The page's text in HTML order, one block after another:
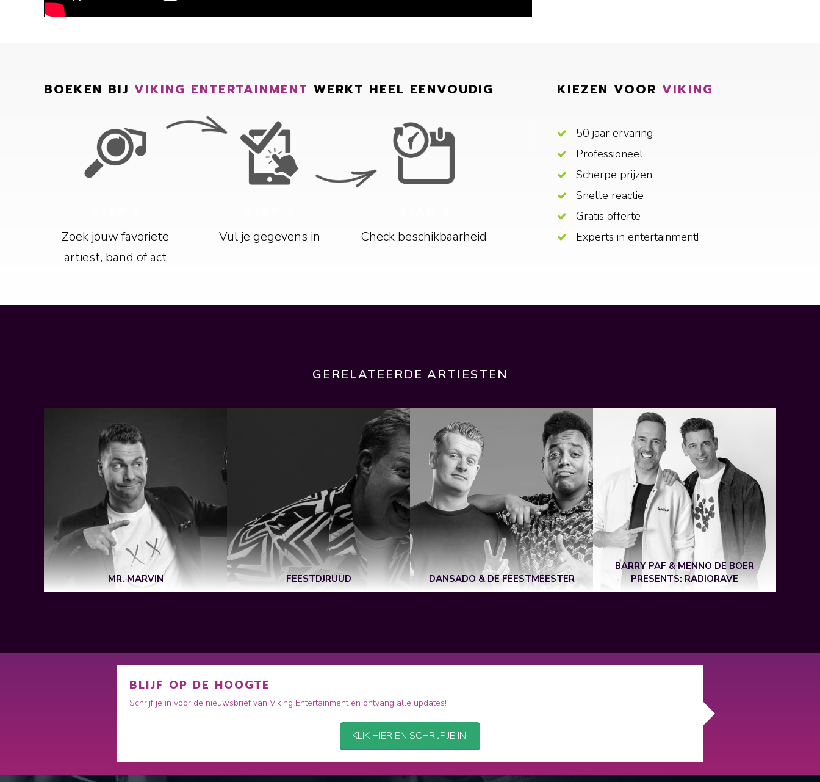
BOEKEN BIJ VIKING ENTERTAINMENT WERKT HEEL EENVOUDIG
Zoek jouw favoriete
artiest, band of act
Vul je gegevens in Check beschikbaarheid
KIEZEN VOOR VIKING
50 jaar ervaring
Professioneel
Scherpe prijzen
Snelle reactie
Gratis offerte
Experts in entertainment!
GERELATEERDE ARTIESTEN
MR. MARVIN FEESTDJRUUD DANSADO & DE FEESTMEESTER
BARRY PAF & MENNO DE BOER
PRESENTS: RADIORAVE
BLIJF OP DE HOOGTE
Schrijf je in voor de nieuwsbrief van Viking Entertainment en ontvang alle updates!
KLIK HIER EN SCHRIJF JE IN!